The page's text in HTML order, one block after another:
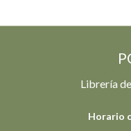
Librería
Horario